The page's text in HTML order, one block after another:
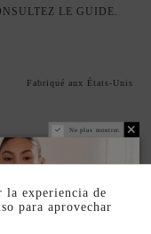
LE GUIDE.
Fabriqué aux États-Unis
Ne plus montrer.
la experiencia de
para aprovechar